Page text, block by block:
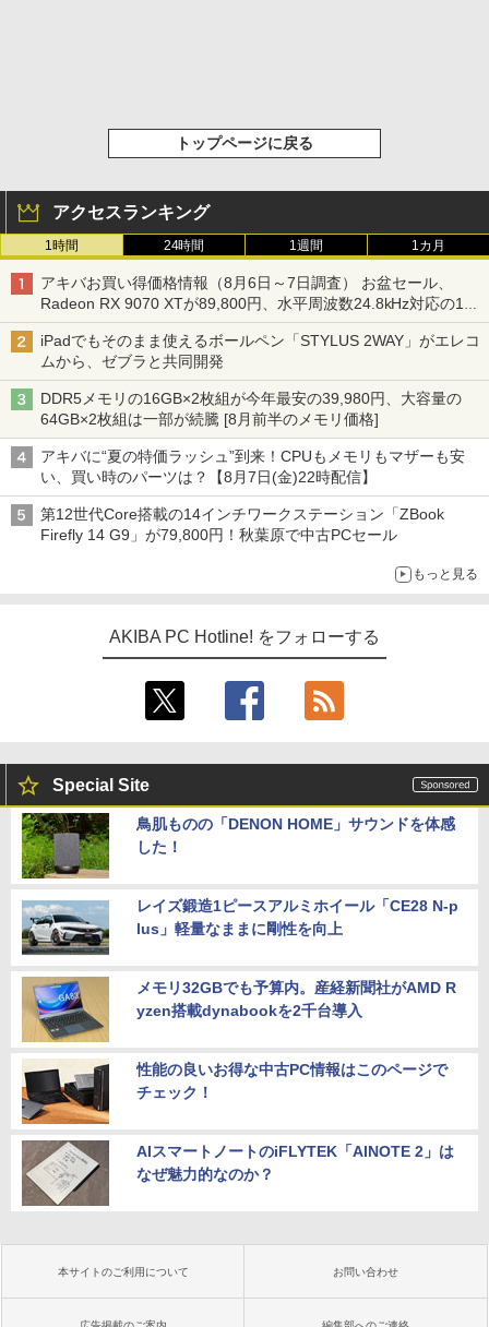
トップページに戻る
アクセスランキング
1時間 24時間 1週間 1カ月
アキバお買い得価格情報（8月6日～7日調査） お盆セール、
Radeon RX 9070 XTが89,800円、水平周波数24.8kHz対応の17
型モニターが9,801円、暑さ指数連動セール ほか
iPadでもそのまま使えるボールペン「STYLUS 2WAY」がエレコ
ムから、ゼブラと共同開発
DDR5メモリの16GB×2枚組が今年最安の39,980円、大容量の
64GB×2枚組は一部が続騰 [8月前半のメモリ価格]
アキバに“夏の特価ラッシュ”到来！CPUもメモリもマザーも安
い、買い時のパーツは？【8月7日(金)22時配信】
第12世代Core搭載の14インチワークステーション「ZBook
Firefly 14 G9」が79,800円！秋葉原で中古PCセール
もっと見る
AKIBA PC Hotline! をフォローする
Special Site
鳥肌ものの「DENON HOME」サウンドを体感
した！
レイズ鍛造1ピースアルミホイール「CE28 N-p
lus」軽量なままに剛性を向上
メモリ32GBでも予算内。産経新聞社がAMD R
yzen搭載dynabookを2千台導入
性能の良いお得な中古PC情報はこのページで
チェック！
AIスマートノートのiFLYTEK「AINOTE 2」は
なぜ魅力的なのか？
本サイトのご利用について お問い合わせ